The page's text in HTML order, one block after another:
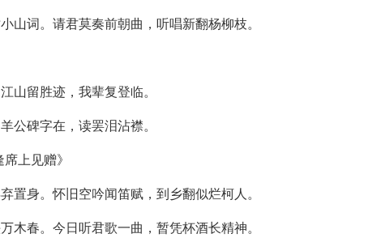
山词。请君莫奏前朝曲，听唱新翻杨柳枝。
山留胜迹，我辈复登临。
公碑字在，读罢泪沾襟。
上见赠》
置身。怀旧空吟闻笛赋，到乡翻似烂柯人。
木春。今日听君歌一曲，暂凭杯酒长精神。